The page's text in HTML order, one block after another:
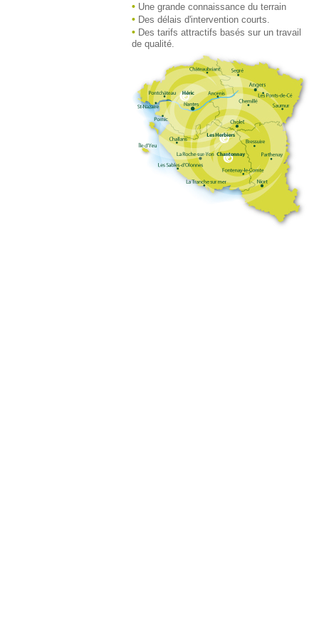
• Une grande connaissance du terrain
• Des délais d'intervention courts.
• Des tarifs attractifs basés sur un travail
de qualité.